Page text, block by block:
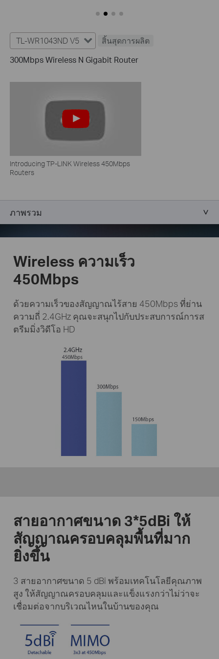
TL-WR1043ND V5
สิ้นสุดการผลิต
300Mbps Wireless N Gigabit Router
Introducing TP-LINK Wireless 450Mbps
Routers
ภาพรวม
Wireless ความเร็ว
450Mbps
ด้วยความเร็วของสัญญาณไร้สาย 450Mbps ที่ย่าน
ความถี่ 2.4GHz คุณจะสนุกไปกับประสบการณ์การส
ตรีมมิ่งวิดีโอ HD
สายอากาศขนาด 3*5dBi ให้
สัญญาณครอบคลุมพื้นที่มาก
ยิ่งขึ้น
3 สายอากาศขนาด 5 dBi พร้อมเทคโนโลยีคุณภาพ
สูง ให้สัญญาณครอบคลุมและแข็งแรงกว่าไม่ว่าจะ
เชื่อมต่อจากบริเวณไหนในบ้านของคุณ